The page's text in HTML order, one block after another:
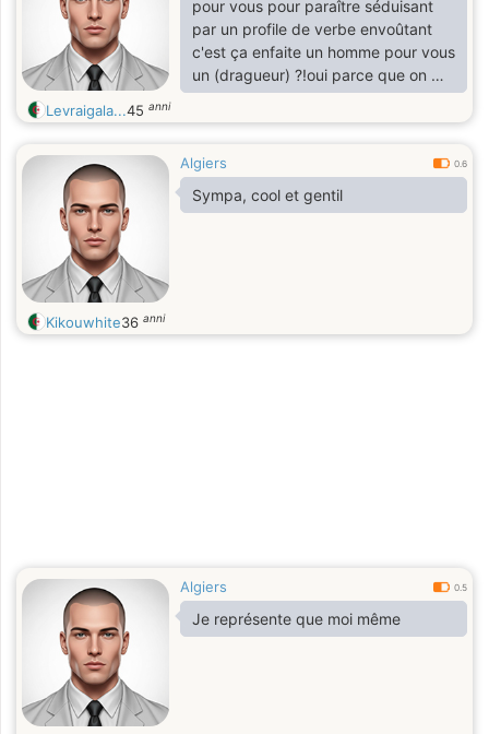
pour vous pour paraître séduisant
par un profile de verbe envoûtant
c'est ça enfaite un homme pour vous
un (dragueur) ?!oui parce que on me
reproche de n'avoir pas pris la peine
de rédiger une description et de
comme même pas étaler ma vie
privée pour tous le monde en plus
même vous vous ne le faite pas .
Levraigala...45 anni
Algiers 0.6
Sympa, cool et gentil
Kikouwhite36 anni
Algiers 0.5
Je représente que moi même